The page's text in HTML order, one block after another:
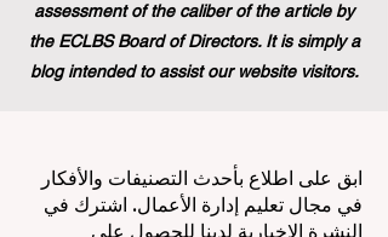
assessment of the caliber of the article by
the ECLBS Board of Directors. It is simply a
blog intended to assist our website visitors.
ابق على اطلاع بأحدث التصنيفات والأفكار
في مجال تعليم إدارة الأعمال. اشترك في
النشرة الإخبارية لدينا للحصول على